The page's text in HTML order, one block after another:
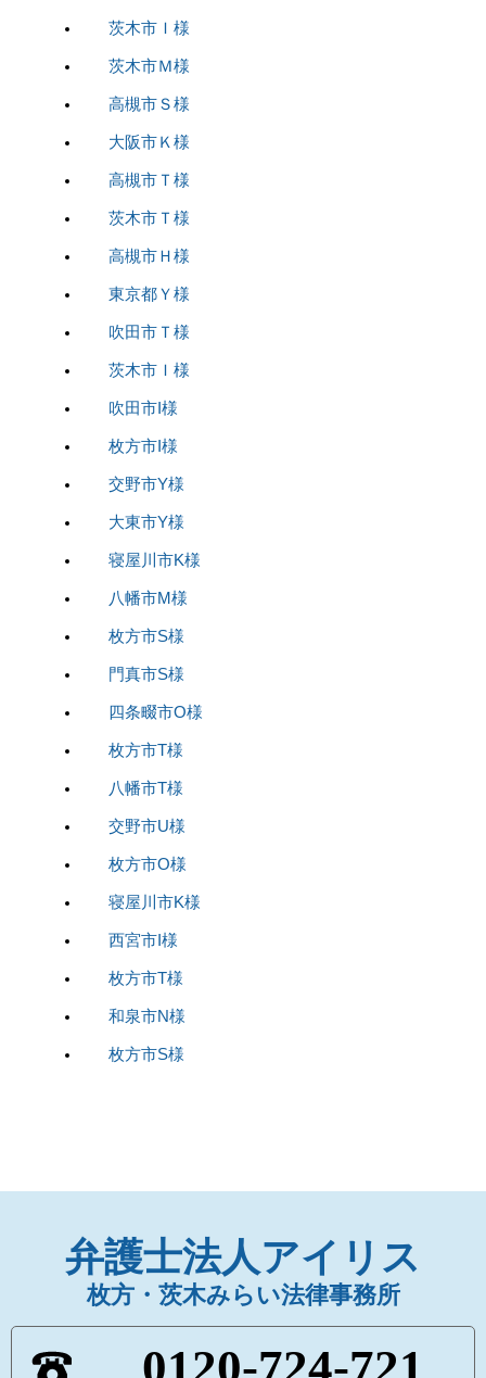
茨木市Ｉ様
茨木市Ｍ様
高槻市Ｓ様
大阪市Ｋ様
高槻市Ｔ様
茨木市Ｔ様
高槻市Ｈ様
東京都Ｙ様
吹田市Ｔ様
茨木市Ｉ様
吹田市I様
枚方市I様
交野市Y様
大東市Y様
寝屋川市K様
八幡市M様
枚方市S様
門真市S様
四条畷市O様
枚方市T様
八幡市T様
交野市U様
枚方市O様
寝屋川市K様
西宮市I様
枚方市T様
和泉市N様
枚方市S様
弁護士法人アイリス
枚方・茨木みらい法律事務所
0120-724-721